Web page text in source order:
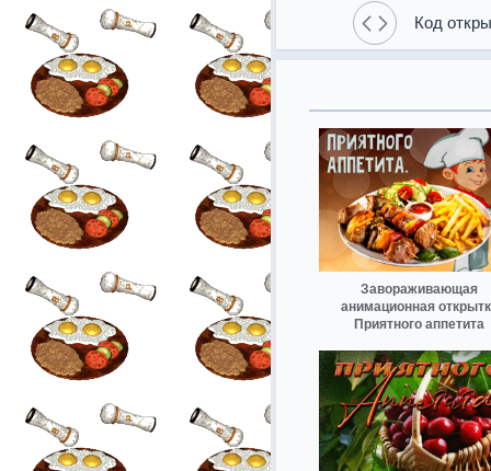
Код
Завораживающая
анимационная
Приятного аппетита